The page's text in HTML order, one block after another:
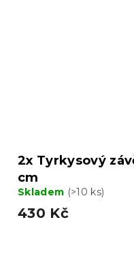
2x Tyrkysový
cm
Skladem (>10 ks)
430 Kč